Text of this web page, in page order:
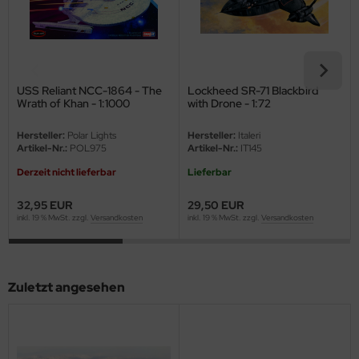
USS Reliant NCC-1864 - The
Wrath of Khan - 1:1000
Hersteller: Polar Lights
Artikel-Nr.: POL975
Derzeit nicht lieferbar
32,95 EUR
inkl. 19 % MwSt. zzgl. Versandkosten
Lockheed SR-71 Blackbird
with Drone - 1:72
Hersteller: Italeri
Artikel-Nr.: IT145
Lieferbar
29,50 EUR
inkl. 19 % MwSt. zzgl. Versandkosten
Zuletzt angesehen
Wall Hobby
Models
2000
Boss
Craft
KIT